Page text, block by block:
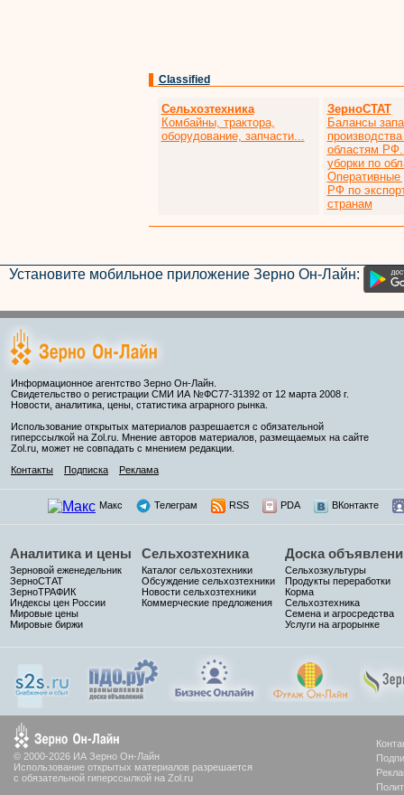
Classified
Сельхозтехника
Комбайны, трактора,
оборудование, запчасти...
ЗерноСТАТ
Балансы
областям
уборки по
РФ по
странам
Установите мобильное приложение Зерно Он-Лайн:
Информационное агентство Зерно Он-Лайн.
Свидетельство о регистрации СМИ ИА №ФС77-31392 от 12 марта 2008 г.
Новости, аналитика, цены, статистика аграрного рынка.
Использование открытых материалов разрешается с обязательной
гиперссылкой на Zol.ru. Мнение авторов материалов, размещаемых на сайте
Zol.ru, может не совпадать с мнением редакции.
Контакты
Подписка Реклама
Макс Телеграм RSS PDA ВКонтакте
Аналитика и цены
Зерновой еженедельник
ЗерноСТАТ
ЗерноТРАФИК
Индексы цен России
Мировые цены
Мировые биржи
Сельхозтехника
Каталог сельхозтехники
Обсуждение сельхозтехники
Новости сельхозтехники
Коммерческие предложения
Доска
Сельхозкультуры
Продукты переработки
Корма
Сельхозтехника
Семена и агросредства
Услуги на агрорынке
© 2000-2026 ИА Зерно Он-Лайн
Использование открытых материалов разрешается
с обязательной гиперссылкой на Zol.ru